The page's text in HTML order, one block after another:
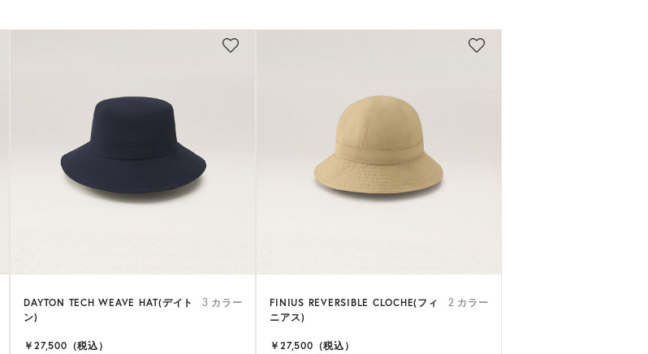
DAYTON TECH WEAVE HAT(デイト
ン)
3 カラー
￥27,500（税込）
FINIUS REVERSIBLE CLOCHE(フィ
ニアス)
2 カラー
￥27,500（税込）